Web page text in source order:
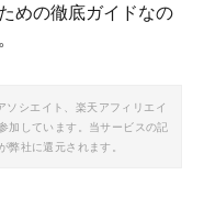
めの徹底ガイドなの
シエイト、楽天アフィリエイ
加しています。当サービスの記
弊社に還元されます。